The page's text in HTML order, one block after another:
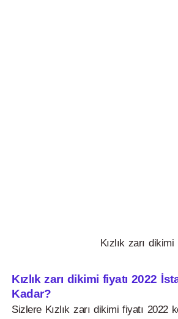
Kızlık zarı dikimi
Kızlık zarı dikimi fiyatı 2022
Kadar?
Sizlere Kızlık zarı dikimi fiyatı 2022